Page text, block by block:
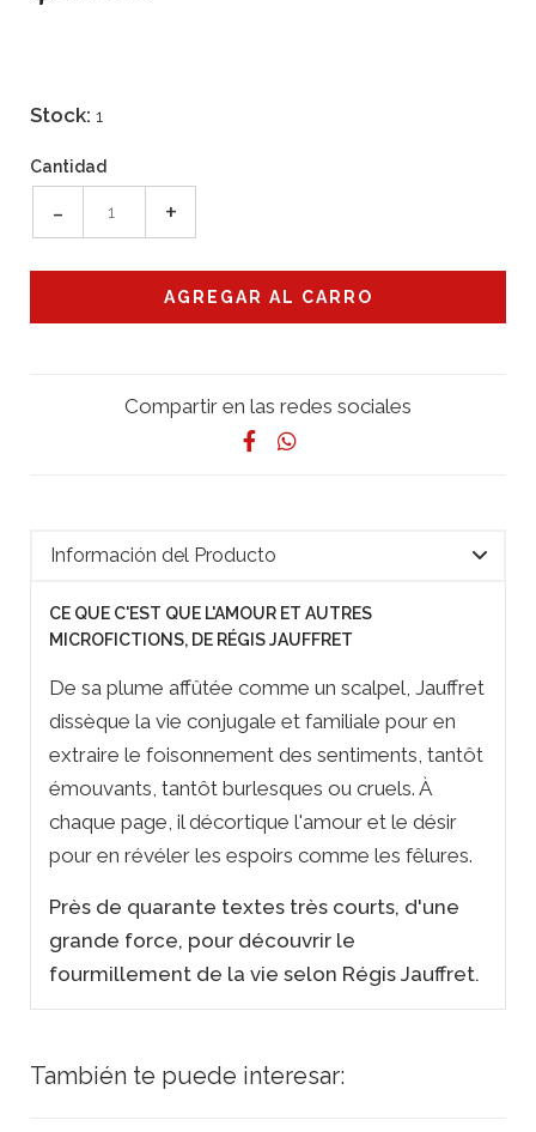
Stock: 1
Cantidad
- +
Compartir en las redes sociales
Información del Producto
CE QUE C'EST QUE L'AMOUR ET AUTRES
MICROFICTIONS, DE RÉGIS JAUFFRET
De sa plume affûtée comme un scalpel, Jauffret
dissèque la vie conjugale et familiale pour en
extraire le foisonnement des sentiments, tantôt
émouvants, tantôt burlesques ou cruels. À
chaque page, il décortique l'amour et le désir
pour en révéler les espoirs comme les fêlures.
Près de quarante textes très courts, d'une
grande force, pour découvrir le
fourmillement de la vie selon Régis Jauffret.
También te puede interesar: